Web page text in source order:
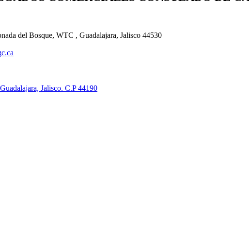
del Bosque, WTC , Guadalajara, Jalisco 44530
Jalisco. C.P 44190